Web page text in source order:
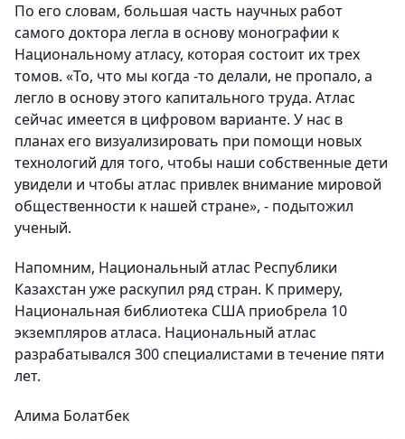
По его словам, большая часть научных работ
самого доктора легла в основу монографии к
Национальному атласу, которая состоит их трех
томов. «То, что мы когда -то делали, не пропало, а
легло в основу этого капитального труда. Атлас
сейчас имеется в цифровом варианте. У нас в
планах его визуализировать при помощи новых
технологий для того, чтобы наши собственные дети
увидели и чтобы атлас привлек внимание мировой
общественности к нашей стране», - подытожил
ученый.
Напомним, Национальный атлас Республики
Казахстан уже раскупил ряд стран. К примеру,
Национальная библиотека США приобрела 10
экземпляров атласа. Национальный атлас
разрабатывался 300 специалистами в течение пяти
лет.
Алима Болатбек